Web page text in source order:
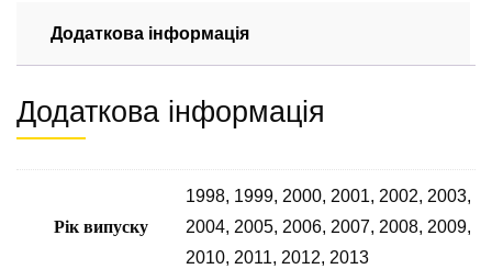
Vario
(1998-
2013)
Додаткова інформація
Додаткова інформація
Рік випуску
1998, 1999, 2000, 2001, 2002, 2003,
2004, 2005, 2006, 2007, 2008, 2009,
2010, 2011, 2012, 2013